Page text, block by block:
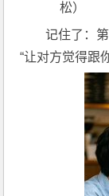
松）
记住了：
“让对方觉得跟